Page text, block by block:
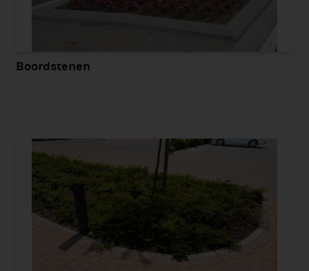
Boordstenen